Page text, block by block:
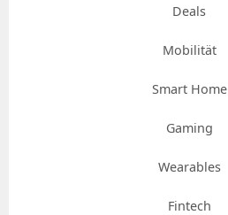
Deals
Mobilität
Smart Home
Gaming
Wearables
Fintech